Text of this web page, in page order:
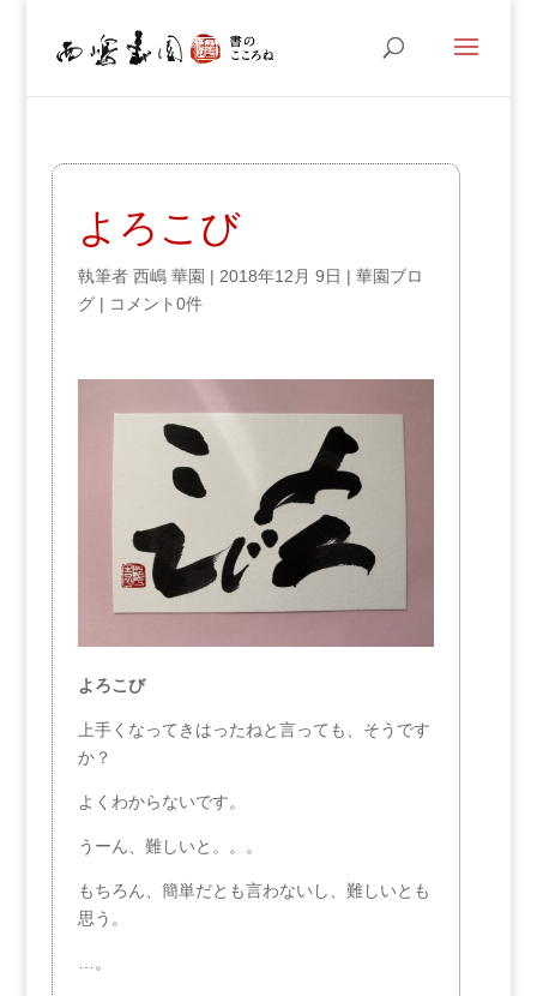
よろこび
執筆者 西嶋 華園 | 2018年12月 9日 | 華園ブロ
グ| コメント0件
よろこび
上手くなってきはったねと言っても、そうです
か？
よくわからないです。
うーん、難しいと。。。
もちろん、簡単だとも言わないし、難しいとも
思う。
…。